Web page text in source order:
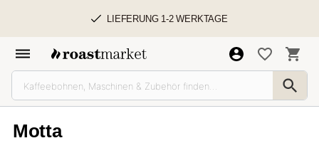
LIEFERUNG 1-2 WERKTAGE
Motta